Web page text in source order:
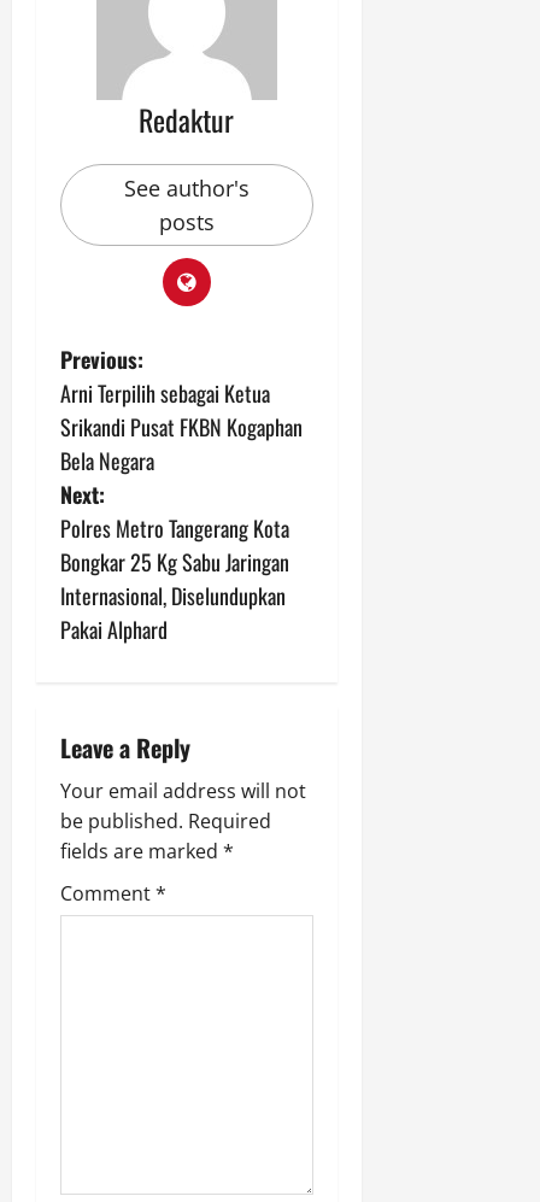
Redaktur
See author's
posts
P
o
s
t
n
a
g
a
t
i
Previous:
Arni Terpilih sebagai Ketua
Srikandi Pusat FKBN Kogaphan
Bela Negara
Next:
Polres Metro Tangerang Kota
Bongkar 25 Kg Sabu Jaringan
Internasional, Diselundupkan
Pakai Alphard
Leave a Reply
Your email address will not
be published. Required
fields are marked *
Comment*